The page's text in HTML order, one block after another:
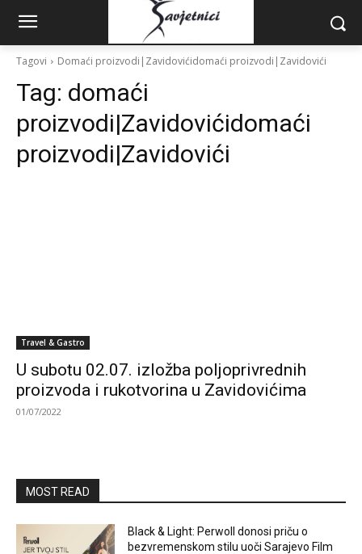
Tagovi Domaći proizvodi|Zavidovićidomaći proizvodi|Zavidovići
Tag: domaći
proizvodi|Zavidovićidomaći
proizvodi|Zavidovići
Travel & Gastro
U subotu 02.07. izložba poljoprivrednih
proizvoda i rukotvorina u Zavidovićima
01/07/2022
MOST READ
Black & Light: Perwoll donosi priču o
bezvremenskom stilu uoči Sarajevo Film